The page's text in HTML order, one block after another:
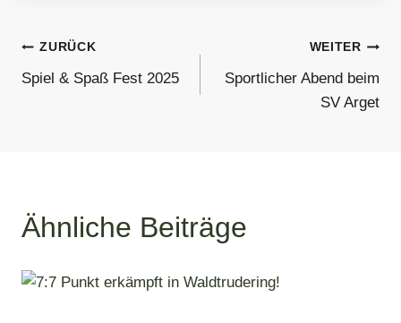
Beitragsnavigation
ZURÜCK
Spiel & Spaß Fest 2025
WEITER
Sportlicher Abend beim
SV Arget
Ähnliche Beiträge